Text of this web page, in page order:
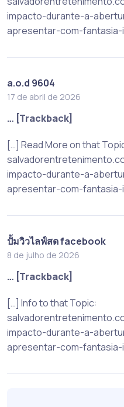
impacto-durante-a-
apresentar-com-fantasia-
a.o.d 9604
17 de abril de 2026
… [Trackback]
[…] Read More on that
impacto-durante-a-
apresentar-com-fantasia-
ปั้มวิวไลฟ์สด facebook
8 de julho de 2026
… [Trackback]
[…] Info to that Topic:
impacto-durante-a-
apresentar-com-fantasia-